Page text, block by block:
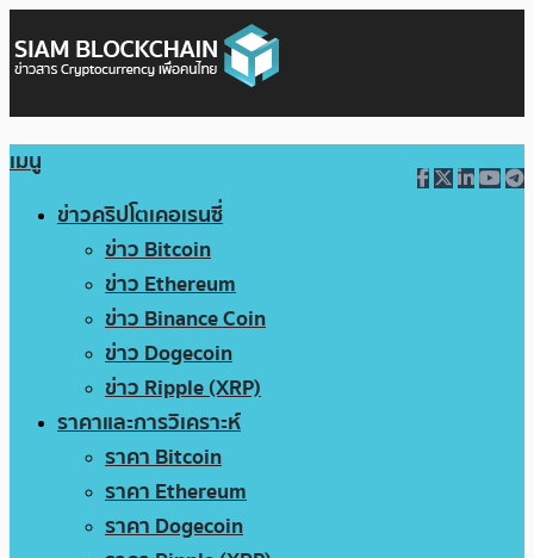
เมนู
ข่าวคริปโตเคอเรนซี่
ข่าว Bitcoin
ข่าว Ethereum
ข่าว Binance Coin
ข่าว Dogecoin
ข่าว Ripple (XRP)
ราคาและการวิเคราะห์
ราคา Bitcoin
ราคา Ethereum
ราคา Dogecoin